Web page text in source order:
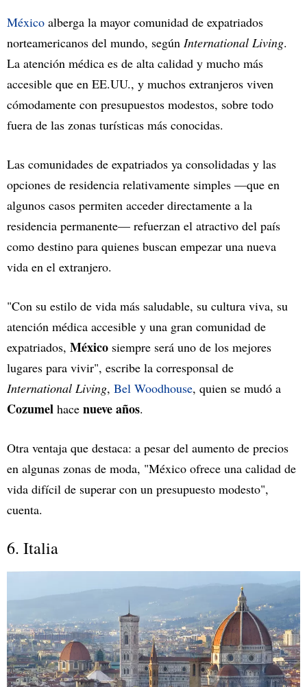
México alberga la mayor comunidad de expatriados
norteamericanos del mundo, según International Living.
La atención médica es de alta calidad y mucho más
accesible que en EE.UU., y muchos extranjeros viven
cómodamente con presupuestos modestos, sobre todo
fuera de las zonas turísticas más conocidas.
Las comunidades de expatriados ya consolidadas y las
opciones de residencia relativamente simples —que en
algunos casos permiten acceder directamente a la
residencia permanente— refuerzan el atractivo del país
como destino para quienes buscan empezar una nueva
vida en el extranjero.
"Con su estilo de vida más saludable, su cultura viva, su
atención médica accesible y una gran comunidad de
expatriados, México siempre será uno de los mejores
lugares para vivir", escribe la corresponsal de
International Living, Bel Woodhouse, quien se mudó a
Cozumel hace nueve años.
Otra ventaja que destaca: a pesar del aumento de precios
en algunas zonas de moda, "México ofrece una calidad de
vida difícil de superar con un presupuesto modesto",
cuenta.
6. Italia